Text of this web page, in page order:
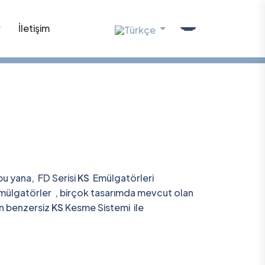
İletişim
yana, FD SerisiKS Emülgatörleri
, birçok tasarımda mevcut olan
benzersiz KS Kesme Sistemi ile